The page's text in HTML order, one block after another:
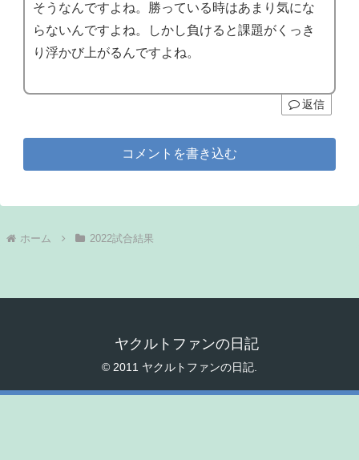
そうなんですよね。勝っている時はあまり気にな
らないんですよね。しかし負けると課題がくっき
り浮かび上がるんですよね。
返信
コメントを書き込む
ホーム 2022試合結果
ヤクルトファンの日記
© 2011 ヤクルトファンの日記.